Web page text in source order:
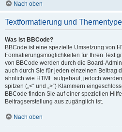
Nach oben
Textformatierung und
Was ist BBCode?
BBCode ist eine spezielle Umsetzung von
Formatierungsmöglichkeiten für Ihren Text
von BBCode werden durch die Board-
auch durch Sie für jeden einzelnen Beitrag
ähnlich wie HTML aufgebaut, jedoch werden
spitzen („<“ und „>“) Klammern
BBCode finden Sie auf einer speziellen
Beitragserstellung aus zugänglich ist.
Nach oben